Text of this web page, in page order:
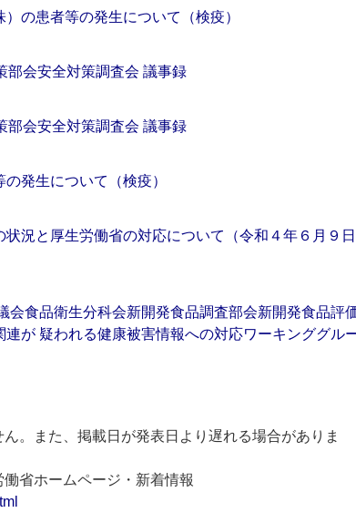
の患者等の発生について（検疫）
部会安全対策調査会 議事録
部会安全対策調査会 議事録
発生について（検疫）
況と厚生労働省の対応について（令和４年６月９日
会食品衛生分科会新開発食品調査部会新開発食品評
が 疑われる健康被害情報への対応ワーキンググル
。また、掲載日が発表日より遅れる場合がありま
働省ホームページ・新着情報